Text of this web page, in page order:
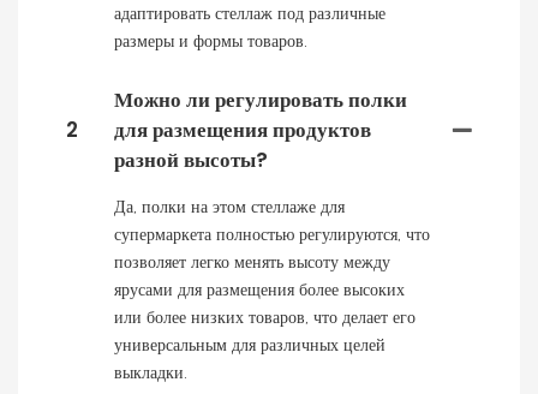
адаптировать стеллаж под различные
размеры и формы товаров.
2
Можно ли регулировать полки
для размещения продуктов
разной высоты?
Да, полки на этом стеллаже для
супермаркета полностью регулируются, что
позволяет легко менять высоту между
ярусами для размещения более высоких
или более низких товаров, что делает его
универсальным для различных целей
выкладки.